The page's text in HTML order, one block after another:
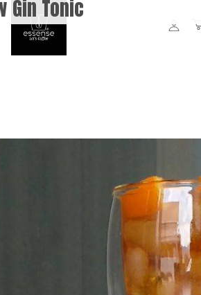
Gin Tonic